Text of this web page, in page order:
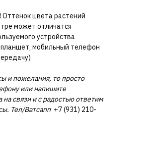
Оттенок цвета растений
может отличатся
устройства
мобильный телефон
и пожелания, то просто
или напишите
связи и с радостью ответим
Тел/Ватсапп +7 (931) 210-